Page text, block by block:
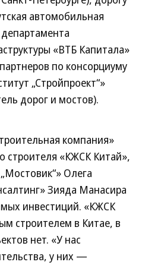
автомобильная
«ВТБ Капитала»
по консорциуму
„Стройпроект“»
дорог и мостов).
компания»
строителя «КЖСК Китай»,
Олега
Зияда Манасира
инвестиций. «КЖСК
строителем в Китае, в
нет. «У нас
у них —